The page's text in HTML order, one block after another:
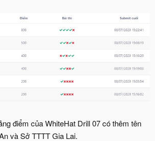
điểm của WhiteHat Drill 07 có thêm tên
và Sở TTTT Gia Lai.